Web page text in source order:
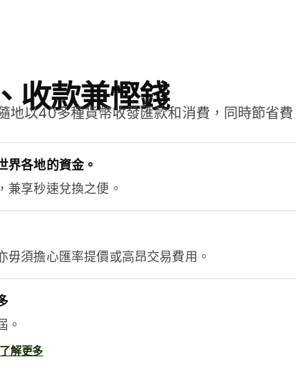
收款兼慳錢
地以40多種貨幣收發匯款和消費，同時節省費
界各地的資金。
兼享秒速兌換之便。
毋須擔心匯率提價或高昂交易費用。
。
了解更多